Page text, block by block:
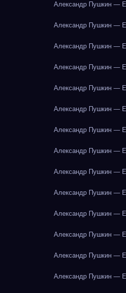
Александр Пушкин —
Александр Пушкин —
Александр Пушкин —
Александр Пушкин —
Александр Пушкин —
Александр Пушкин —
Александр Пушкин —
Александр Пушкин —
Александр Пушкин —
Александр Пушкин —
Александр Пушкин —
Александр Пушкин —
Александр Пушкин —
Александр Пушкин —